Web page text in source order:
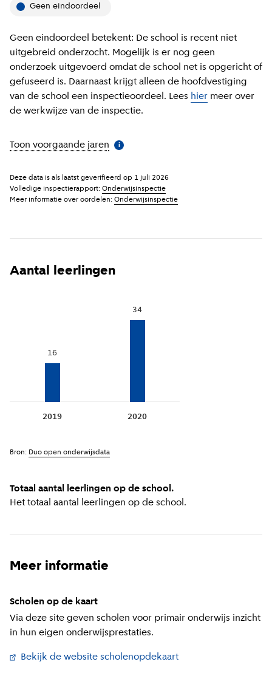
Geen eindoordeel
Geen eindoordeel betekent: De school is recent niet
uitgebreid onderzocht. Mogelijk is er nog geen
onderzoek uitgevoerd omdat de school net is opgericht of
gefuseerd is. Daarnaast krijgt alleen de hoofdvestiging
van de school een inspectieoordeel. Lees hier meer over
de werkwijze van de inspectie.
Toon voorgaande jaren Meer informatie
i
Deze data is als laatst geverifieerd op 1 juli 2026
Volledige inspectierapport: Onderwijsinspectie
Meer informatie over oordelen: Onderwijsinspectie
Aantal leerlingen
Totaal aantal leerlingen op de school.
Het totaal aantal leerlingen op de school.
2019
16
2020
34
Bron: Duo open onderwijsdata
Meer informatie
Scholen op de kaart
Via deze site geven scholen voor primair onderwijs inzicht
in hun eigen onderwijsprestaties.
Bekijk de website scholenopdekaart